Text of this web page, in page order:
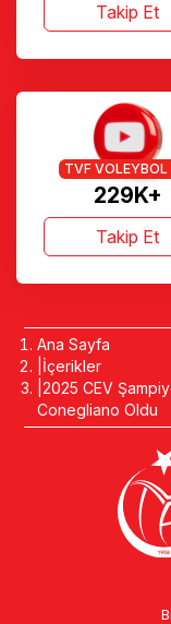
Takip Et
229K+
TVF
Takip Et
Ana Sayfa
İçerikler
2025 CEV
Conegliano Oldu